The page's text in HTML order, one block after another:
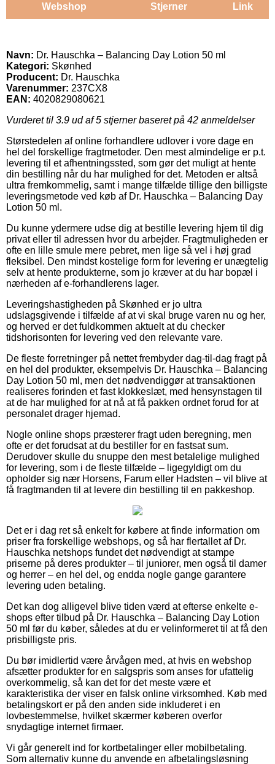
Webshop Stjerner Link
Navn: Dr. Hauschka – Balancing Day Lotion 50 ml
Kategori: Skønhed
Producent: Dr. Hauschka
Varenummer: 237CX8
EAN: 4020829080621
Vurderet til 3.9 ud af 5 stjerner baseret på 42 anmeldelser
Størstedelen af online forhandlere udlover i vore dage en
hel del forskellige fragtmetoder. Den mest almindelige er p.t.
levering til et afhentningssted, som gør det muligt at hente
din bestilling når du har mulighed for det. Metoden er altså
ultra fremkommelig, samt i mange tilfælde tillige den billigste
leveringsmetode ved køb af Dr. Hauschka – Balancing Day
Lotion 50 ml.
Du kunne ydermere udse dig at bestille levering hjem til dig
privat eller til adressen hvor du arbejder. Fragtmuligheden er
ofte en lille smule mere pebret, men lige så vel i høj grad
fleksibel. Den mindst kostelige form for levering er unægtelig
selv at hente produkterne, som jo kræver at du har bopæl i
nærheden af e-forhandlerens lager.
Leveringshastigheden på Skønhed er jo ultra
udslagsgivende i tilfælde af at vi skal bruge varen nu og her,
og herved er det fuldkommen aktuelt at du checker
tidshorisonten for levering ved den relevante vare.
De fleste forretninger på nettet frembyder dag-til-dag fragt på
en hel del produkter, eksempelvis Dr. Hauschka – Balancing
Day Lotion 50 ml, men det nødvendiggør at transaktionen
realiseres forinden et fast klokkeslæt, med hensynstagen til
at de har mulighed for at nå at få pakken ordnet forud for at
personalet drager hjemad.
Nogle online shops præsterer fragt uden beregning, men
ofte er det forudsat at du bestiller for en fastsat sum.
Derudover skulle du snuppe den mest betalelige mulighed
for levering, som i de fleste tilfælde – ligegyldigt om du
opholder sig nær Horsens, Farum eller Hadsten – vil blive at
få fragtmanden til at levere din bestilling til en pakkeshop.
Det er i dag ret så enkelt for købere at finde information om
priser fra forskellige webshops, og så har flertallet af Dr.
Hauschka netshops fundet det nødvendigt at stampe
priserne på deres produkter – til juniorer, men også til damer
og herrer – en hel del, og endda nogle gange garantere
levering uden betaling.
Det kan dog alligevel blive tiden værd at efterse enkelte e-
shops efter tilbud på Dr. Hauschka – Balancing Day Lotion
50 ml før du køber, således at du er velinformeret til at få den
prisbilligste pris.
Du bør imidlertid være årvågen med, at hvis en webshop
afsætter produkter for en salgspris som anses for ufattelig
overkommelig, så kan det for det meste være et
karakteristika der viser en falsk online virksomhed. Køb med
betalingskort er på den anden side inkluderet i en
lovbestemmelse, hvilket skærmer køberen overfor
snydagtige internet firmaer.
Vi går generelt ind for kortbetalinger eller mobilbetaling.
Som alternativ kunne du anvende en afbetalingsløsning